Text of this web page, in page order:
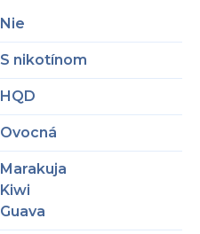
Nie
S nikotínom
HQD
Ovocná
Marakuja
Kiwi
Guava